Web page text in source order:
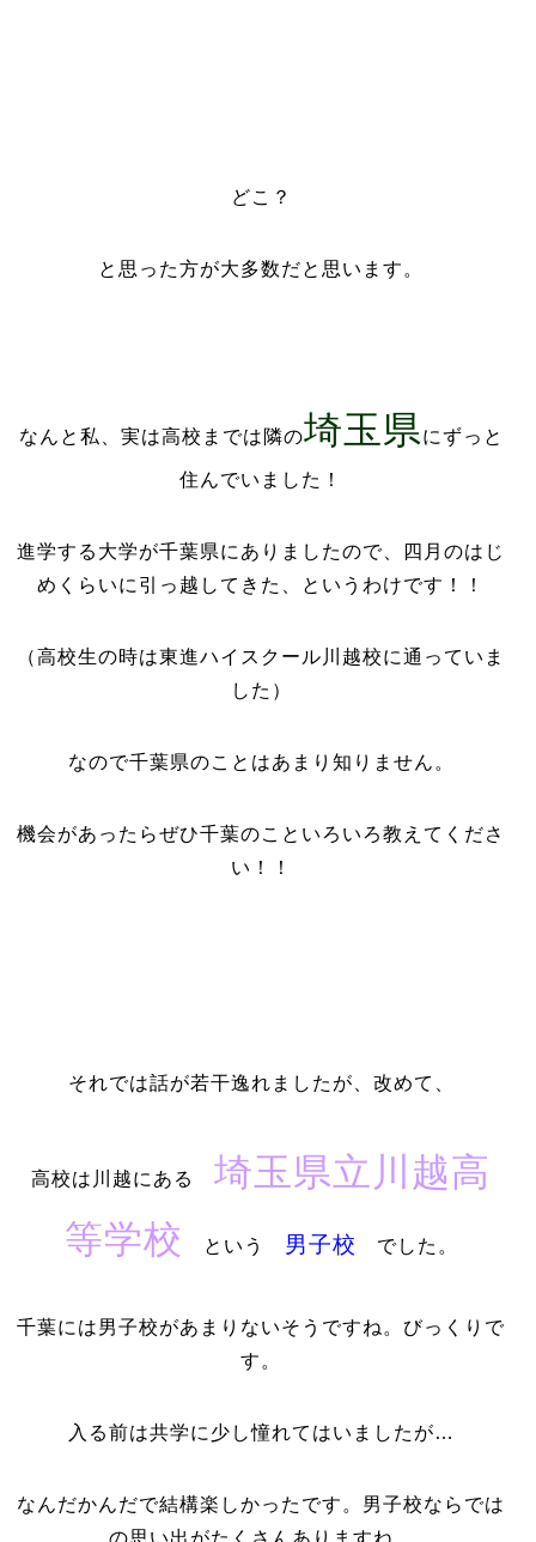
どこ？
と思った方が大多数だと思います。
なんと私、実は高校までは隣の埼玉県にずっと
住んでいました！
進学する大学が千葉県にありましたので、四月のはじ
めくらいに引っ越してきた、というわけです！！
（高校生の時は東進ハイスクール川越校に通っていま
した）
なので千葉県のことはあまり知りません。
機会があったらぜひ千葉のこといろいろ教えてくださ
い！！
それでは話が若干逸れましたが、改めて、
高校は川越にある埼玉県立川越高
等学校
という 男子校 でした。
千葉には男子校があまりないそうですね。びっくりで
す。
入る前は共学に少し憧れてはいましたが…
なんだかんだで結構楽しかったです。男子校ならでは
の思い出がたくさんありますね。